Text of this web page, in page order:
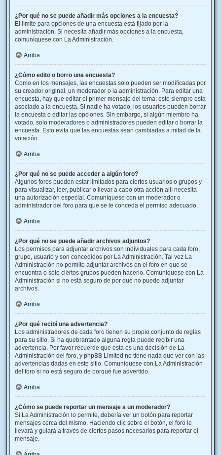
¿Por qué no se puede añadir más opciones a la encuesta?
El límite para opciones de una encuesta está fijado por la
administración. Si necesita añadir más opciones a la encuesta,
comuníquese con La Administración.
Arriba
¿Cómo edito o borro una encuesta?
Como en los mensajes, las encuestas solo pueden ser modificadas por
su creador original, un moderador o la administración. Para editar una
encuesta, hay que editar el primer mensaje del tema; este siempre esta
asociado a la encuesta. Si nadie ha votado, los usuarios pueden borrar
la encuesta o editar las opciones. Sin embargo, si algún miembro ha
votado, solo moderadores o administradores pueden editar o borrar la
encuesta. Esto evita que las encuestas sean cambiadas a mitad de la
votación.
Arriba
¿Por qué no se puede acceder a algún foro?
Algunos foros pueden estar limitados para ciertos usuarios o grupos y
para visualizar, leer, publicar o llevar a cabo otra acción allí necesita
una autorización especial. Comuníquese con un moderador o
administrador del foro para que se le conceda el permiso adecuado.
Arriba
¿Por qué no se puede añadir archivos adjuntos?
Los permisos para adjuntar archivos son individuales para cada foro,
grupo, usuario y son concedidos por La Administración. Tal vez La
Administración no permite adjuntar archivos en el foro en que se
encuentra o solo ciertos grupos pueden hacerlo. Comuníquese con La
Administración si no está seguro de por qué no puede adjuntar
archivos.
Arriba
¿Por qué recibí una advertencia?
Los administradores de cada foro tienen su propio conjunto de reglas
para su sitio. Si ha quebrantado alguna regla puede recibir una
advertencia. Por favor recuerde que esta es una decisión de La
Administración del foro, y phpBB Limited no tiene nada que ver con las
advertencias dadas en este sitio. Comuníquese con La Administración
del foro si no está seguro de porqué fue advertido.
Arriba
¿Cómo se puede reportar un mensaje a un moderador?
Si La Administración lo permite, debería ver un botón para reportar
mensajes cerca del mismo. Haciendo clic sobre el botón, el foro le
llevará y guiará a través de ciertos pasos necesarios para reportar el
mensaje.